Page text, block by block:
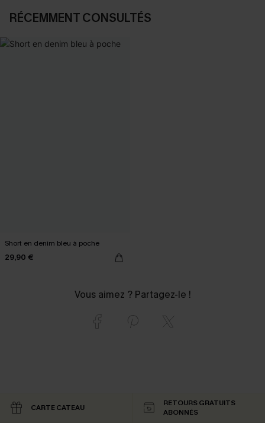
RÉCEMMENT CONSULTÉS
Short en denim bleu à poche
29,90 €
Vous aimez ? Partagez-le !
CARTE CATEAU
RETOURS GRATUITS
ABONNÉS